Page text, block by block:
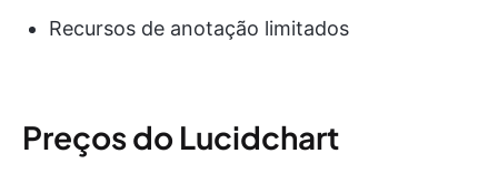
Recursos de anotação limitados
Preços do Lucidchart